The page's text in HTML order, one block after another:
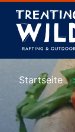
Startseite